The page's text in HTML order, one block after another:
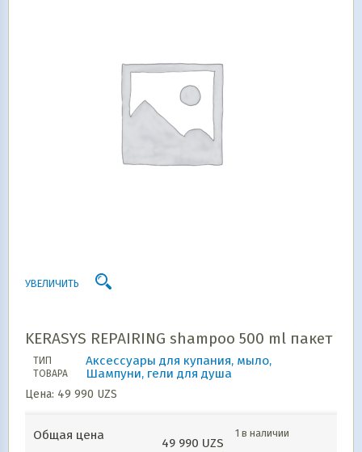
УВЕЛИЧИТЬ
KERASYS REPAIRING shampoo 500 ml пакет
ТИП
ТОВАРА
Аксессуары для купания, мыло,
Шампуни, гели для душа
Цена: 49 990 UZS
Общая цена
49 990 UZS
1 в наличии